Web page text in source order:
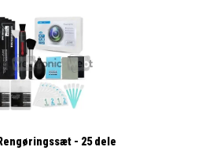
- 25 dele